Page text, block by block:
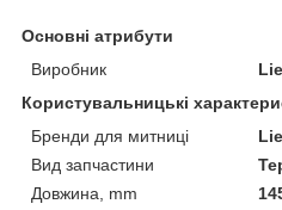
Основні атрибути
Виробник
Користувальницькі
Бренди для митниці
Вид запчастини
Довжина, mm